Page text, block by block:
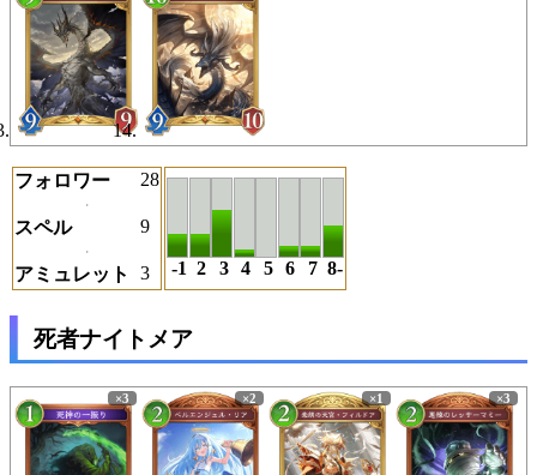
フォロワー 28
スペル 9
アミュレット 3 -1 2 3 4 5 6 7 8-
死者ナイトメア